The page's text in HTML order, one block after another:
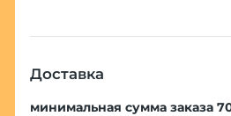
Доставка
минимальная сумма заказа